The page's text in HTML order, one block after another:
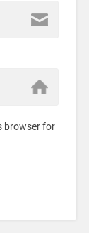
browser for